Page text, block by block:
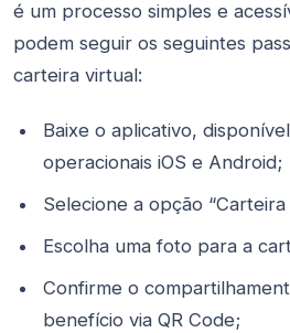
é um processo simples e
podem seguir os seguintes
carteira virtual:
Baixe o aplicativo,
operacionais iOS e Android;
Selecione a opção
Escolha uma foto para a
Confirme o
benefício via QR Code;